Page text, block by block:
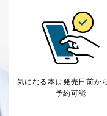
４．開示対象個人
いて
当社は、本人から
の通知を求められ
利用目的の通知を
は、本人に遅滞無
気になる本は発売日前か
予約可能